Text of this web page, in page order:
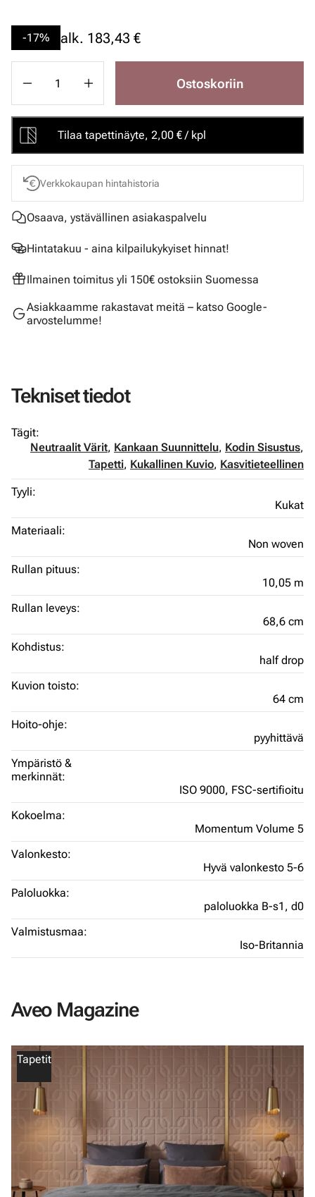
-17% alk. 183,43 €
Ostoskoriin
Tilaa tapettinäyte, 2,00 € / kpl
Verkkokaupan hintahistoria
Osaava, ystävällinen asiakaspalvelu
Hintatakuu - aina kilpailukykyiset hinnat!
Ilmainen toimitus yli 150€ ostoksiin Suomessa
Asiakkaamme rakastavat meitä – katso Google-
arvostelumme!
Tekniset tiedot
Tägit:
Neutraalit Värit, Kankaan Suunnittelu, Kodin Sisustus,
Tapetti, Kukallinen Kuvio, Kasvitieteellinen
Tyyli:
Kukat
Materiaali:
Non woven
Rullan pituus:
10,05 m
Rullan leveys:
68,6 cm
Kohdistus:
half drop
Kuvion toisto:
64 cm
Hoito-ohje:
pyyhittävä
Ympäristö &
merkinnät:
ISO 9000, FSC-sertifioitu
Kokoelma:
Momentum Volume 5
Valonkesto:
Hyvä valonkesto 5-6
Paloluokka:
paloluokka B-s1, d0
Valmistusmaa:
Iso-Britannia
Aveo Magazine
Tapetit